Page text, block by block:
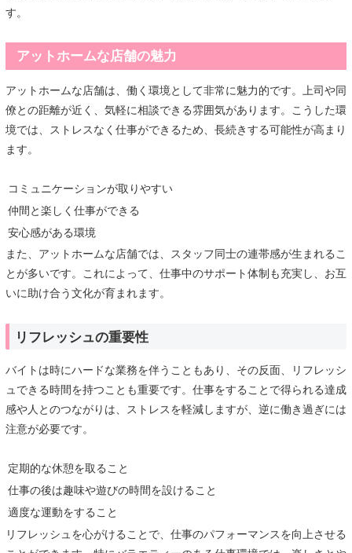
す。
アットホームな店舗の魅力
アットホームな店舗は、働く環境として非常に魅力的です。上司や同
僚との距離が近く、気軽に相談できる雰囲気があります。こうした環
境では、ストレスなく仕事ができるため、長続きする可能性が高まり
ます。
コミュニケーションが取りやすい
仲間と楽しく仕事ができる
安心感がある環境
また、アットホームな店舗では、スタッフ同士の連帯感が生まれるこ
とが多いです。これによって、仕事中のサポート体制も充実し、お互
いに助け合う文化が育まれます。
リフレッシュの重要性
バイトは時にハードな業務を伴うこともあり、その反面、リフレッシ
ュできる時間を持つことも重要です。仕事をすることで得られる達成
感や人とのつながりは、ストレスを軽減しますが、逆に働き過ぎには
注意が必要です。
定期的な休憩を取ること
仕事の後は趣味や遊びの時間を設けること
適度な運動をすること
リフレッシュを心がけることで、仕事のパフォーマンスを向上させる